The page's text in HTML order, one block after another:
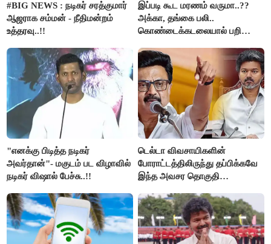
#BIG NEWS : நடிகர் சரத்குமார்
ஆஜராக சம்மன் - நீதிமன்றம்
உத்தரவு..!!
இப்படி கூட மரணம் வருமா..??
அக்கா, தங்கை பலி..
கொண்டைக்கடலையால் பறிபோன
"எனக்கு பிடித்த நடிகர்
அவர்தான்"- மகுடம் பட விழாவில்
நடிகர் விஷால் பேச்சு..!!
டெல்டா விவசாயிகளின்
போராட்டத்திலிருந்து தப்பிக்கவே
இந்த அவசர தொகுதி
அரங்கேற்றுகிறார் முதலமைச்சர் -
திமுக ஐடி விங்..!!